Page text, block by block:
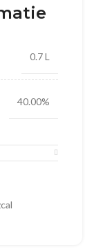
0.7 L
40.00%